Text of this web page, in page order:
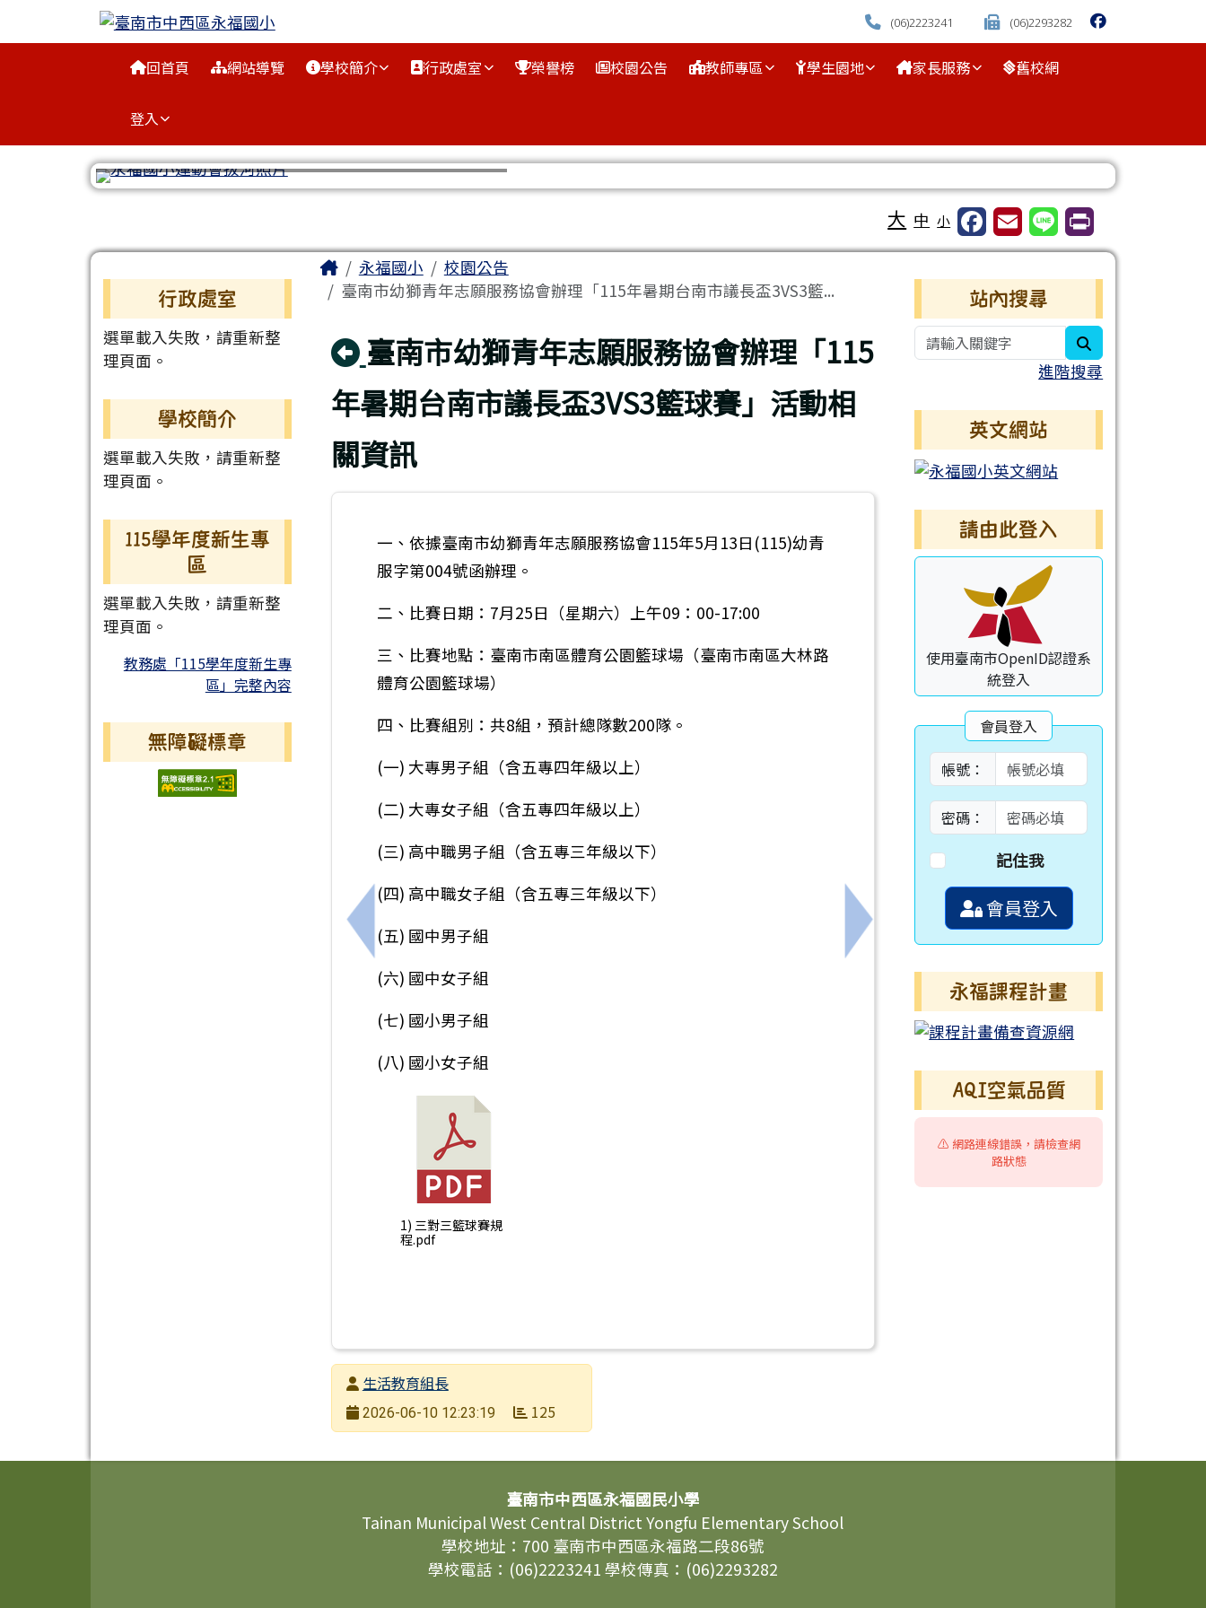
臺南市中西區永福國小 (06)2223241 (06)2293282
回首頁 網站導覽 學校簡介 行政處室 榮譽榜 校園公告 教師專區 學生園地 家長服務 舊校網
登入
大 中 小
左邊區域內容
行政處室
選單載入失敗，請重新整
理頁面。
學校簡介
選單載入失敗，請重新整
理頁面。
115學年度新生專
區
選單載入失敗，請重新整
理頁面。
教務處「115學年度新生專
區」完整內容
無障礙標章
主內容區域
Home永福國小
校園公告
臺南市幼獅青年志願服務協會辦理「115年暑期台南市議長盃3VS3籃...
回上頁
臺南市幼獅青年志願服務協會辦理「115
年暑期台南市議長盃3VS3籃球賽」活動相
關資訊
上一筆：2026第二屆元智盃全國分齡短水道游泳錦標賽
一、依據臺南市幼獅青年志願服務協會115年5月13日(115)幼青
服字第004號函辦理。
二、比賽日期：7月25日（星期六）上午09：00-17:00
三、比賽地點：臺南市南區體育公園籃球場（臺南市南區大林路
體育公園籃球場）
四、比賽組別：共8組，預計總隊數200隊。
(一) 大專男子組（含五專四年級以上）
(二) 大專女子組（含五專四年級以上）
(三) 高中職男子組（含五專三年級以下）
(四) 高中職女子組（含五專三年級以下）
(五) 國中男子組
(六) 國中女子組
(七) 國小男子組
(八) 國小女子組
1) 三對三籃球賽規
程.pdf
下一筆：中華民國象棋文化協會舉辦「2026 夏
發布者生活教育組長
發布日期
2026-06-10 12:23:19 125
右邊區域內容
站內搜尋
進階搜尋
英文網站
請由此登入
使用臺南市OpenID認證系
統登入
會員登入
帳號：
密碼：
記住我
會員登入
永福課程計畫
AQI空氣品質
⚠️ 網路連線錯誤，請檢查網
路狀態
頁尾區域
臺南市中西區永福國民小學
Tainan Municipal West Central District Yongfu Elementary School
學校地址：700 臺南市中西區永福路二段86號
學校電話：(06)2223241 學校傳真：(06)2293282